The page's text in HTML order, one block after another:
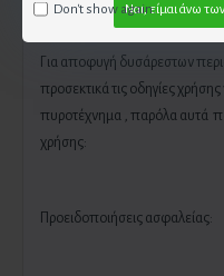
Ναι, είμαι άνω
Don't show again.
Για αποφυγή δυσάρεστων
προσεκτικά τις οδηγίες
πυροτέχνημα , παρόλα αυτά
χρήσης:
Προειδοποιήσεις ασφαλείας: